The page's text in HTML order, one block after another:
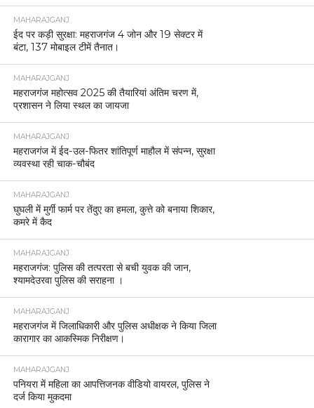
MAHARAJGANJ
ईद पर कड़ी सुरक्षा: महराजगंज 4 जोन और 19 सेक्टर में
बंटा, 137 मोबाइल टीमें तैनात।
MAHARAJGANJ
महराजगंज महोत्सव 2025 की तैयारियां अंतिम चरण में,
प्रशासन ने लिया स्थल का जायजा
MAHARAJGANJ
महराजगंज में ईद-उल-फितर शांतिपूर्ण माहौल में संपन्न, सुरक्षा
व्यवस्था रही चाक-चौबंद
MAHARAJGANJ
घुघली में मुर्गी फार्म पर तेंदुए का हमला, कुत्ते को बनाया शिकार,
कमरे में कैद
MAHARAJGANJ
महराजगंज: पुलिस की तत्परता से बची युवक की जान,
श्यामदेउरवा पुलिस की सराहना ।
MAHARAJGANJ
महराजगंज में जिलाधिकारी और पुलिस अधीक्षक ने किया जिला
कारागार का आकस्मिक निरीक्षण।
MAHARAJGANJ
पनियरा में महिला का आपत्तिजनक वीडियो वायरल, पुलिस ने
दर्ज किया मुकदमा